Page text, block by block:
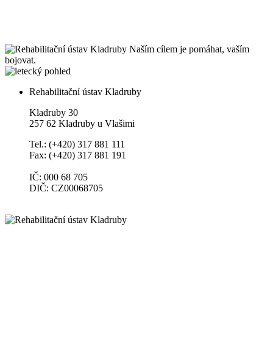
Naším cílem je pomáhat, vaším
bojovat.
Rehabilitační ústav Kladruby
Kladruby 30
257 62 Kladruby u Vlašimi
Tel.: (+420) 317 881 111
Fax: (+420) 317 881 191
IČ: 000 68 705
DIČ: CZ00068705